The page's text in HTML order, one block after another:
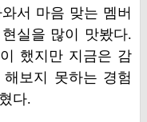
서 마음 맞는 멤버
실을 많이 맛봤다.
했지만 지금은 감
보지 못하는 경험
다.